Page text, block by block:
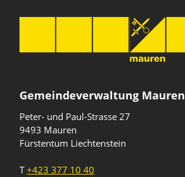
Gemeindeverwaltung Mauren
Peter- und Paul-Strasse 27
9493 Mauren
Fürstentum Liechtenstein
T+423 377 10 40